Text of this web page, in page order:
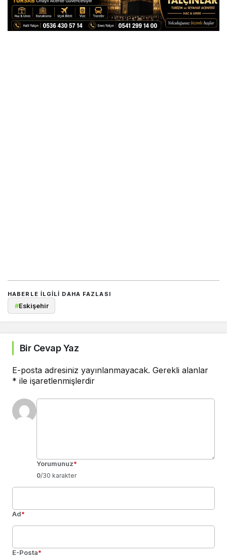
HABERLE ILGILI DAHA FAZLASI
#Eskişehir
Bir Cevap Yaz
E-posta adresiniz yayınlanmayacak. Gerekli alanlar
* ile işaretlenmişlerdir
Yorumunuz*
0/30 karakter
Ad*
E-Posta*